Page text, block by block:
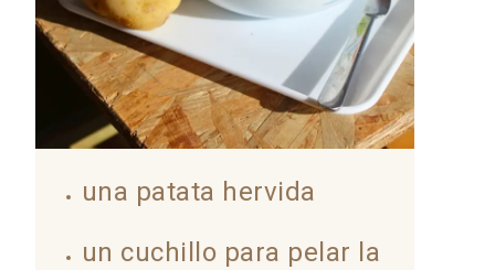
una patata hervida
un cuchillo para pelar la